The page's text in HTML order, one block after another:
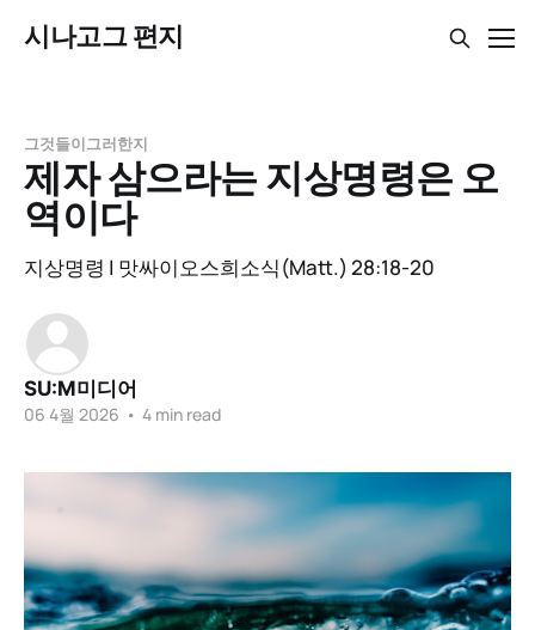
시나고그 편지
그것들이그러한지
제자 삼으라는 지상명령은 오
역이다
지상명령 | 맛싸이오스희소식(Matt.) 28:18-20
SU:M미디어
06 4월 2026 • 4 min read